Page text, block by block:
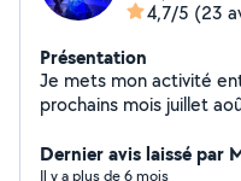
4,7/5 (23
Présentation
Je mets mon activité
prochains mois juillet
très bientôt . Jardinier depuis presque 20 ans , je vous
Dernier avis laissé par
Il y a plus de 6 mois